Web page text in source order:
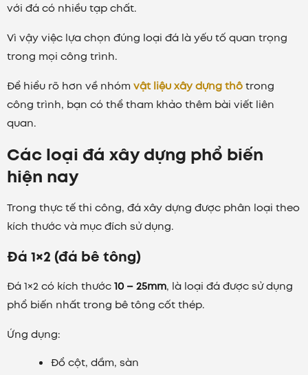
với đá có nhiều tạp chất.
Vì vậy việc lựa chọn đúng loại đá là yếu tố quan trọng
trong mọi công trình.
Để hiểu rõ hơn về nhóm vật liệu xây dựng thôtrong
công trình, bạn có thể tham khảo thêm bài viết liên
quan.
Các loại đá xây dựng phổ biến
hiện nay
Trong thực tế thi công, đá xây dựng được phân loại theo
kích thước và mục đích sử dụng.
Đá 1×2 (đá bê tông)
Đá 1×2 có kích thước10 – 25mm, là loại đá được sử dụng
phổ biến nhất trong bê tông cốt thép.
Ứng dụng:
Đổ cột, dầm, sàn